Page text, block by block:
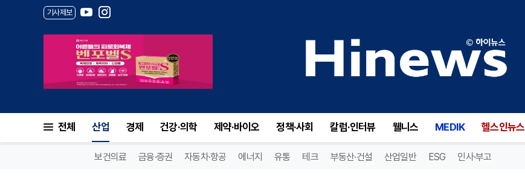
기사제보
전체 산업 경제 건강·의학 제약·바이오 정책·사회 칼럼·인터뷰 웰니스 MEDIK 헬스인뉴스
보건의료 금융·증권 자동차·항공 에너지 유통 테크 부동산·건설 산업일반 ESG 인사·부고